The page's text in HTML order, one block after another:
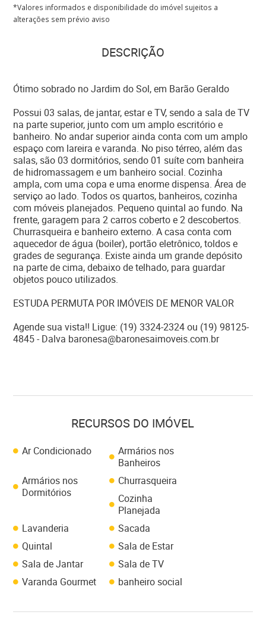
*Valores informados e disponibilidade do imóvel sujeitos a
alterações sem prévio aviso
DESCRIÇÃO
Ótimo sobrado no Jardim do Sol, em Barão Geraldo
Possui 03 salas, de jantar, estar e TV, sendo a sala de TV
na parte superior, junto com um amplo escritório e
banheiro. No andar superior ainda conta com um amplo
espaço com lareira e varanda. No piso térreo, além das
salas, são 03 dormitórios, sendo 01 suíte com banheira
de hidromassagem e um banheiro social. Cozinha
ampla, com uma copa e uma enorme dispensa. Área de
serviço ao lado. Todos os quartos, banheiros, cozinha
com móveis planejados. Pequeno quintal ao fundo. Na
frente, garagem para 2 carros coberto e 2 descobertos.
Churrasqueira e banheiro externo. A casa conta com
aquecedor de água (boiler), portão eletrônico, toldos e
grades de segurança. Existe ainda um grande depósito
na parte de cima, debaixo de telhado, para guardar
objetos pouco utilizados.
ESTUDA PERMUTA POR IMÓVEIS DE MENOR VALOR
Agende sua vista!! Ligue: (19) 3324-2324 ou (19) 98125-
4845 - Dalva baronesa@baronesaimoveis.com.br
RECURSOS DO IMÓVEL
Ar Condicionado
Armários nos
Banheiros
Armários nos
Dormitórios
Churrasqueira
Cozinha
Planejada
Lavanderia
Sacada
Quintal
Sala de Estar
Sala de Jantar
Sala de TV
Varanda Gourmet
banheiro social